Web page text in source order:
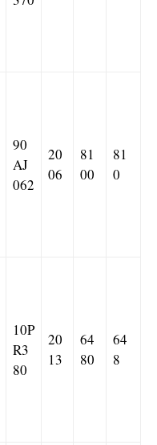
90
AJ
062
20
06
81
00
81
0
10P
R3
80
20
13
64
80
64
8